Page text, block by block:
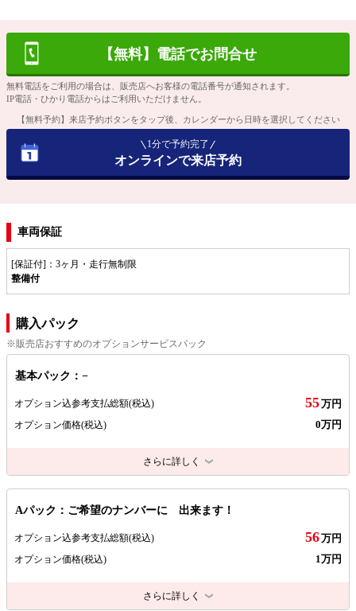
【無料】電話でお問合せ
無料電話をご利用の場合は、販売店へお客様の電話番号が通知されます。
IP電話・ひかり電話からはご利用いただけません。
【無料予約】来店予約ボタンをタップ後、カレンダーから日時を選択してください
1分で予約完了
オンラインで来店予約
車両保証
[保証付]：3ヶ月・走行無制限
整備付
購入パック
※販売店おすすめのオプションサービスパック
基本パック：−
オプション込参考支払総額(税込) 55万円
オプション価格(税込) 0万円
さらに詳しく
Aパック：ご希望のナンバーに 出来ます！
オプション込参考支払総額(税込) 56万円
オプション価格(税込) 1万円
さらに詳しく